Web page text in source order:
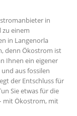
in
zu einem
in Langenorla
denn Ökostrom ist
Ihnen ein eigener
aus fossilen
der Entschluss für
Sie etwas für die
mit Ökostrom, mit